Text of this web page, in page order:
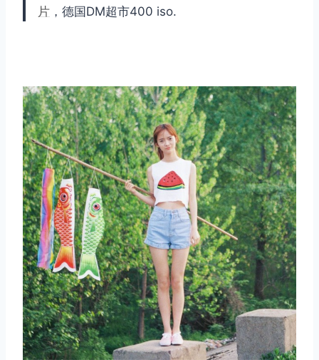
片 ，德国DM超市400 iso.